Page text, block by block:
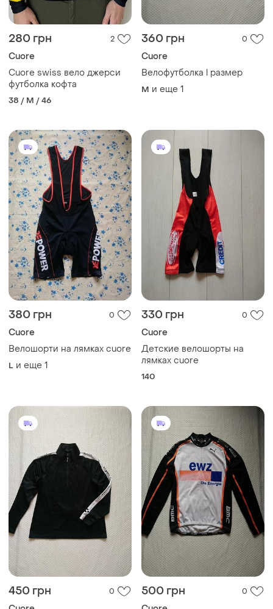
280 грн 2
Cuore
Cuore swiss вело джерси
футболка кофта
38 / M / 46
360 грн 0
Cuore
Велофутболка l размер
M и еще 1
380 грн 0
Cuore
Велошорти на лямках cuore
L и еще 1
330 грн 0
Cuore
Детские велошорты на
лямках cuore
140
450 грн 0 500 грн 0